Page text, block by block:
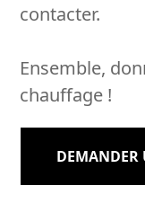
contacter.
Ensemble,
chauffage !
DEMANDER